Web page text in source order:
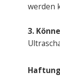
werden
3.